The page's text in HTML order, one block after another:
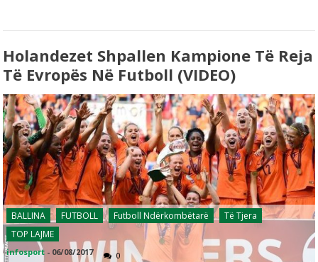
Holandezet Shpallen Kampione Të Reja
Të Evropës Në Futboll (VIDEO)
BALLINA FUTBOLL Futboll Ndërkombëtarë
Të Tjera
TOP LAJME
infosport - 06/08/2017 0